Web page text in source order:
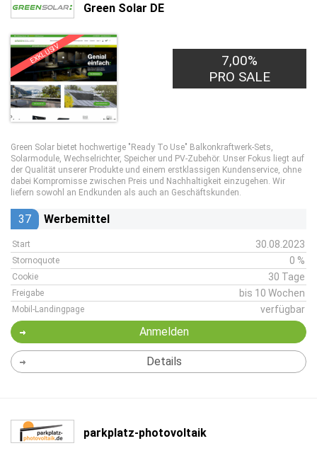
Green Solar DE
EXKLUSIV
7,00%
PRO SALE
Green Solar bietet hochwertige "Ready To Use" Balkonkraftwerk-Sets,
Solarmodule, Wechselrichter, Speicher und PV-Zubehör. Unser Fokus liegt auf
der Qualität unserer Produkte und einem erstklassigen Kundenservice, ohne
dabei Kompromisse zwischen Preis und Nachhaltigkeit einzugehen. Wir
liefern sowohl an Endkunden als auch an Geschäftskunden.
37 Werbemittel
Start 30.08.2023
Stornoquote 0 %
Cookie 30 Tage
Freigabe bis 10 Wochen
Mobil-Landingpage verfügbar
Anmelden
Details
parkplatz-photovoltaik